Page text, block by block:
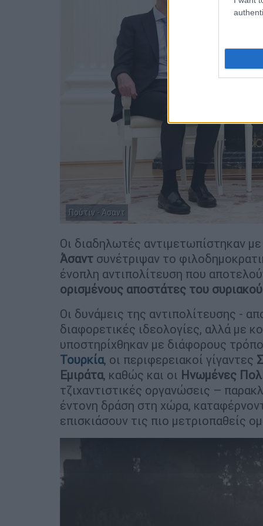
Πούτιν - Άσαντ
Οι διαδηλωτές αντιμετωπίστηκαν
Άσαντ συνέτριψαν το
ένοπλη αντιπολίτευση που
ορισμένους αποστάτες του
Οι δυνάμεις της αντιπολίτευσης -
διαφορετικές ιδεολογίες, αλλά με
υποστηρίχθηκαν με διάφορους
Τουρκία, οι περιφερειακοί γίγαντες
Εμιράτα, καθώς και οι Ηνωμένες
τζιχαντιστικές οργανώσεις –
έντονη δράση στη χώρα,
επισκιάσουν τις πιο μετριοπαθείς